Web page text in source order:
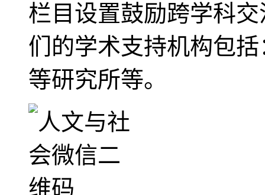
栏目设置鼓励跨学科
们的学术支持机构包
等研究所等。